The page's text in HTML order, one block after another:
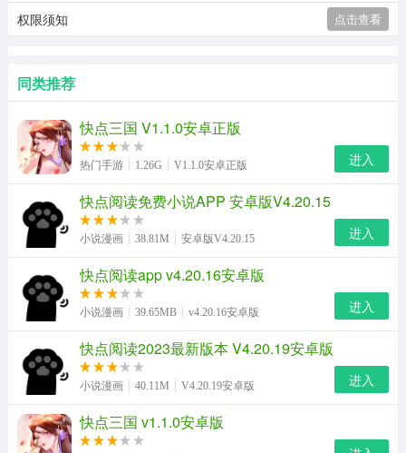
权限须知
点击查看
同类推荐
快点三国 V1.1.0安卓正版
热门手游 1.26G V1.1.0安卓正版 进入
快点阅读免费小说APP 安卓版V4.20.15
小说漫画 38.81M 安卓版V4.20.15 进入
快点阅读app v4.20.16安卓版
小说漫画 39.65MB v4.20.16安卓版 进入
快点阅读2023最新版本 V4.20.19安卓版
小说漫画 40.11M V4.20.19安卓版 进入
快点三国 v1.1.0安卓版